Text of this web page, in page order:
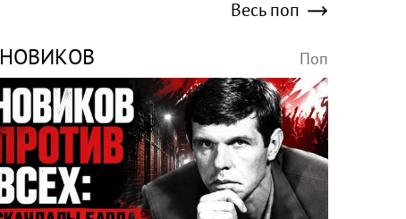
Весь поп
НОВИКОВ Поп